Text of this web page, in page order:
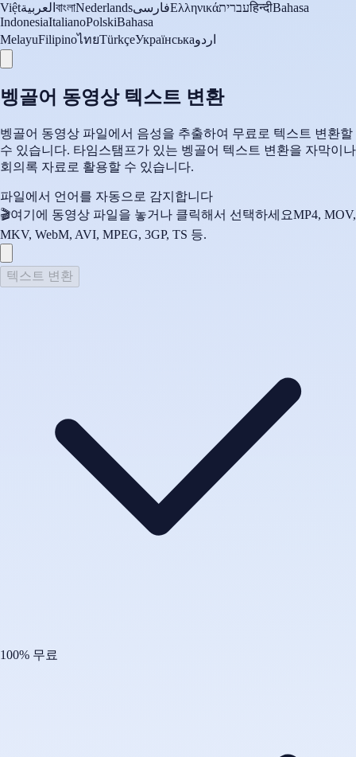
Việtالعربية বাংলাNederlandsفارسیΕλληνικάעבריתहिन्दीBahasa
IndonesiaItalianoPolskiBahasa
MelayuFilipinoไทยTürkçeУкраїнськаاردو
벵골어 동영상 텍스트 변환
벵골어 동영상 파일에서 음성을 추출하여 무료로 텍스트 변환할
수 있습니다. 타임스탬프가 있는 벵골어 텍스트 변환을 자막이나
회의록 자료로 활용할 수 있습니다.
파일에서 언어를 자동으로 감지합니다
🎬여기에 동영상 파일을 놓거나 클릭해서 선택하세요MP4, MOV,
MKV, WebM, AVI, MPEG, 3GP, TS 등.
텍스트 변환
100% 무료